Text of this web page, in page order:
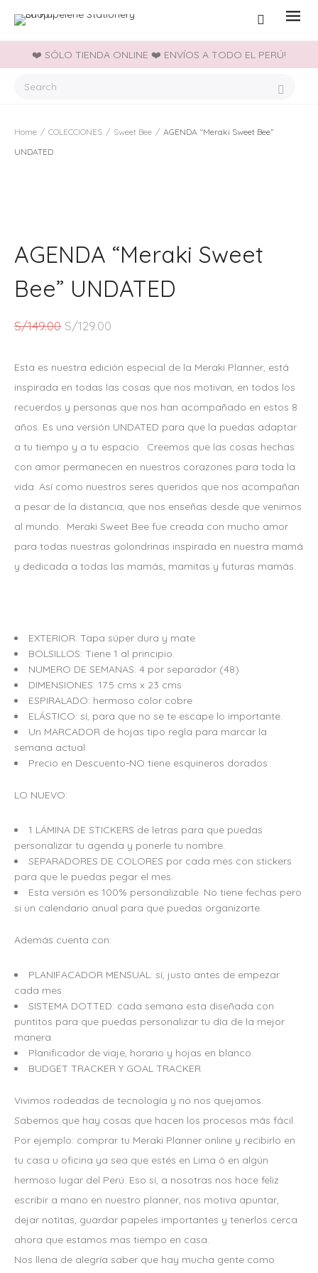
❤️ SÓLO TIENDA ONLINE ❤️ ENVÍOS A TODO EL PERÚ!
Home / COLECCIONES / Sweet Bee / AGENDA “Meraki Sweet Bee”
UNDATED
AGENDA “Meraki Sweet
Bee” UNDATED
S/149.00 E
P
R
E
C
I
O
O
R
G
I
E
R
A
:
S
/
1
9
0
0
.
S/129.00
P
R
E
C
I
O
A
C
T
U
A
:
S
/
1
2
.
Esta es nuestra edición especial de la Meraki Planner, está
inspirada en todas las cosas que nos motivan, en todos los
recuerdos y personas que nos han acompañado en estos 8
años. Es una versión UNDATED para que la puedas adaptar
a tu tiempo y a tu espacio. Creemos que las cosas hechas
con amor permanecen en nuestros corazones para toda la
vida. Así como nuestros seres queridos que nos acompañan
a pesar de la distancia, que nos enseñas desde que venimos
al mundo. Meraki Sweet Bee fue creada con mucho amor
para todas nuestras golondrinas inspirada en nuestra mamá
y dedicada a todas las mamás, mamitas y futuras mamás.
EXTERIOR: Tapa súper dura y mate
BOLSILLOS: Tiene 1 al principio.
NUMERO DE SEMANAS: 4 por separador (48)
DIMENSIONES: 17.5 cms x 23 cms
ESPIRALADO: hermoso color cobre
ELÁSTICO: sí, para que no se te escape lo importante.
Un MARCADOR de hojas tipo regla para marcar la
semana actual.
Precio en Descuento-NO tiene esquineros dorados
LO NUEVO:
1 LÁMINA DE STICKERS de letras para que puedas
personalizar tu agenda y ponerle tu nombre.
SEPARADORES DE COLORES por cada mes con stickers
para que le puedas pegar el mes.
Esta versión es 100% personalizable. No tiene fechas pero
si un calendario anual para que puedas organizarte.
Además cuenta con:
PLANIFACADOR MENSUAL: sí, justo antes de empezar
cada mes.
SISTEMA DOTTED: cada semana esta diseñada con
puntitos para que puedas personalizar tu día de la mejor
manera.
Planificador de viaje, horario y hojas en blanco.
BUDGET TRACKER Y GOAL TRACKER
Vivimos rodeadas de tecnología y no nos quejamos.
Sabemos que hay cosas que hacen los procesos más fácil.
Por ejemplo: comprar tu Meraki Planner online y recibirlo en
tu casa u oficina ya sea que estés en Lima ó en algún
hermoso lugar del Perú. Eso sí, a nosotras nos hace feliz
escribir a mano en nuestro planner, nos motiva apuntar,
dejar notitas, guardar papeles importantes y tenerlos cerca
ahora que estamos mas tiempo en casa.
Nos llena de alegría saber que hay mucha gente como